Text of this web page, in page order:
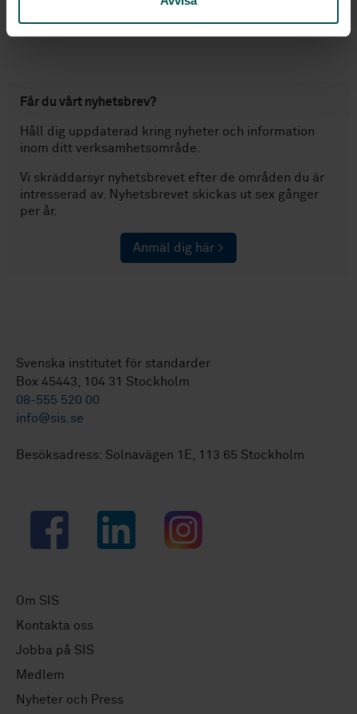
låsstandarder.
Får du vårt nyhetsbrev?
Håll dig uppdaterad kring nyheter och information
inom ditt verksamhetsområde.
Vi skräddarsyr nyhetsbrevet efter de områden du är
intresserad av. Nyhetsbrevet skickas ut sex gånger
per år.
Anmäl dig här >
Svenska institutet för standarder
Box 45443, 104 31 Stockholm
08-555 520 00
info@sis.se
Besöksadress: Solnavägen 1E, 113 65 Stockholm
Facebook LinkedIn Instagram
Om SIS
Kontakta oss
Jobba på SIS
Medlem
Nyheter och Press